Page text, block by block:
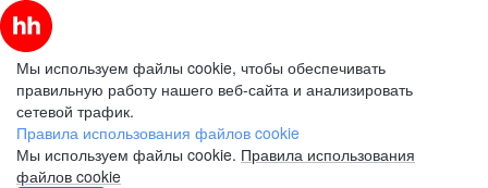
Мы используем файлы cookie, чтобы обеспечивать
правильную работу нашего веб-сайта и анализировать
сетевой трафик.
Правила использования файлов cookie
Мы используем файлы cookie. Правила использования
файлов cookie